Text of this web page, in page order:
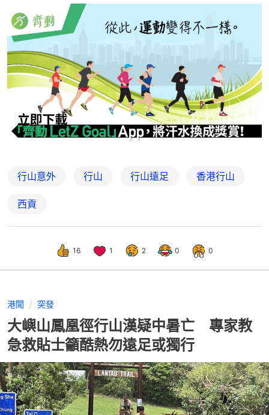
行山意外 行山 行山遠足 香港行山
西貢
16 1 2 0 0
港聞 突發
大嶼山鳳凰徑行山漢疑中暑亡 專家教
急救貼士籲酷熱勿遠足或獨行